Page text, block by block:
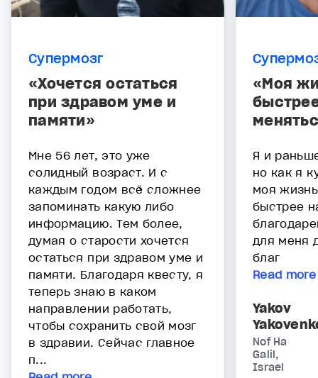
Супермозг
«Хочется остаться
при здравом уме и
памяти»
Мне 56 лет, это уже
солидный возраст. И с
каждым годом всё сложнее
запоминать какую либо
информацию. Тем более,
думая о старости хочется
остаться при здравом уме и
памяти. Благодаря квесту, я
теперь знаю в каком
направлении работать,
чтобы сохранить свой мозг
в здравии. Сейчас главное
п...
«Моя
Я и
но как я
моя
быстрее
для меня
благ
Read more
Yakov
Nof Ha
Galil,
Israel